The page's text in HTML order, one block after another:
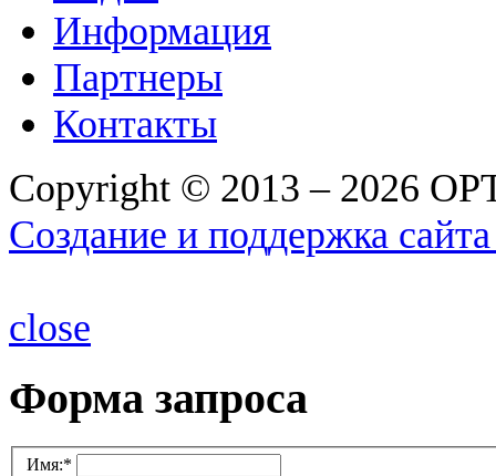
Информация
Партнеры
Контакты
Copyright © 2013 – 2026
Создание и поддержка сайта
close
Форма запроса
Имя:*